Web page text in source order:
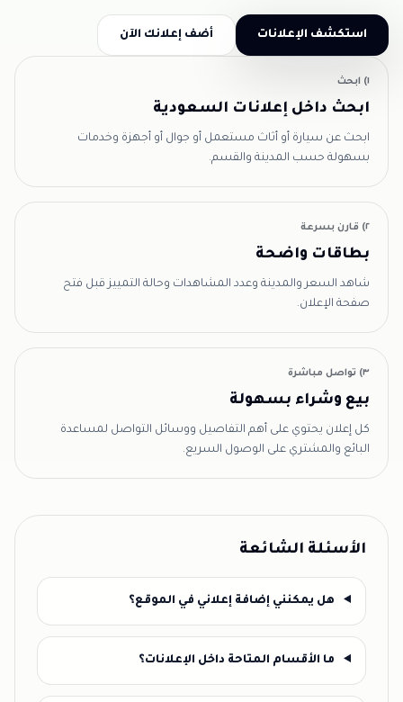
استكشف الإعلانات أضف إعلانك الآن
١) ابحث
ابحث داخل إعلانات السعودية
ابحث عن سيارة أو أثاث مستعمل أو جوال أو أجهزة وخدمات
بسهولة حسب المدينة والقسم.
٢) قارن بسرعة
بطاقات واضحة
شاهد السعر والمدينة وعدد المشاهدات وحالة التمييز قبل فتح
صفحة الإعلان.
٣) تواصل مباشرة
بيع وشراء بسهولة
كل إعلان يحتوي على أهم التفاصيل ووسائل التواصل لمساعدة
البائع والمشتري على الوصول السريع.
الأسئلة الشائعة
هل يمكنني إضافة إعلاني في الموقع؟
ما الأقسام المتاحة داخل الإعلانات؟